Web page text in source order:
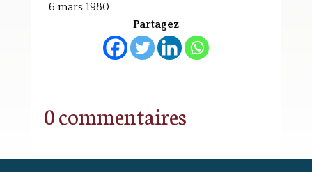
6 mars 1980
Partagez
0 commentaires